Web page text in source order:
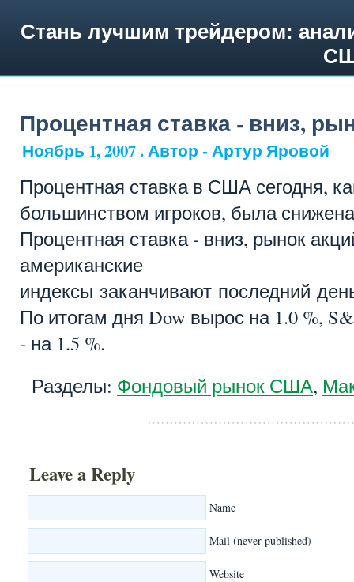
Стань лучшим трейдером:
Процентная ставка - вниз,
Ноябрь 1, 2007 . Автор - Артур Яровой
Процентная ставка в США сегодня,
большинством игроков, была
Процентная ставка - вниз, рынок
американские
индексы заканчивают последний
По итогам дня Dow вырос на 1.0 %,
- на 1.5 %.
Разделы: Фондовый рынок США,
Leave a Reply
Name
Mail (never published)
Website